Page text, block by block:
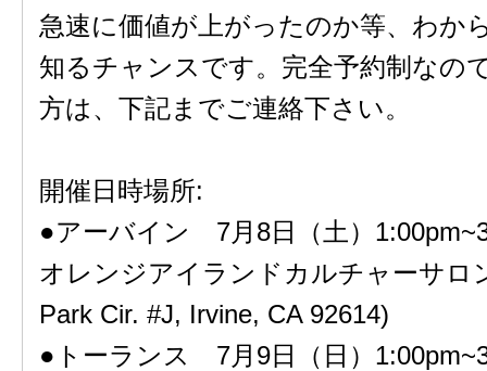
急速に価値が上がったのか等、わか
知るチャンスです。完全予約制なの
方は、下記までご連絡下さい。
開催日時場所:
●アーバイン 7月8日（土）
オレンジアイランドカルチャーサ
Park Cir. #J, Irvine, CA 92614)
●トーランス 7月9日（日）